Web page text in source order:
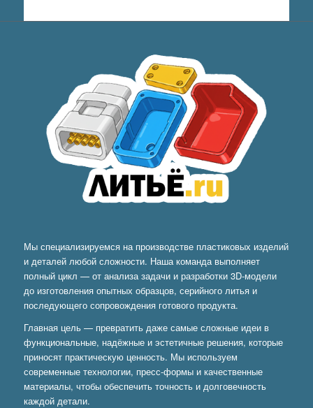
Мы специализируемся на производстве пластиковых изделий
и деталей любой сложности. Наша команда выполняет
полный цикл — от анализа задачи и разработки 3D-модели
до изготовления опытных образцов, серийного литья и
последующего сопровождения готового продукта.
Главная цель — превратить даже самые сложные идеи в
функциональные, надёжные и эстетичные решения, которые
приносят практическую ценность. Мы используем
современные технологии, пресс-формы и качественные
материалы, чтобы обеспечить точность и долговечность
каждой детали.